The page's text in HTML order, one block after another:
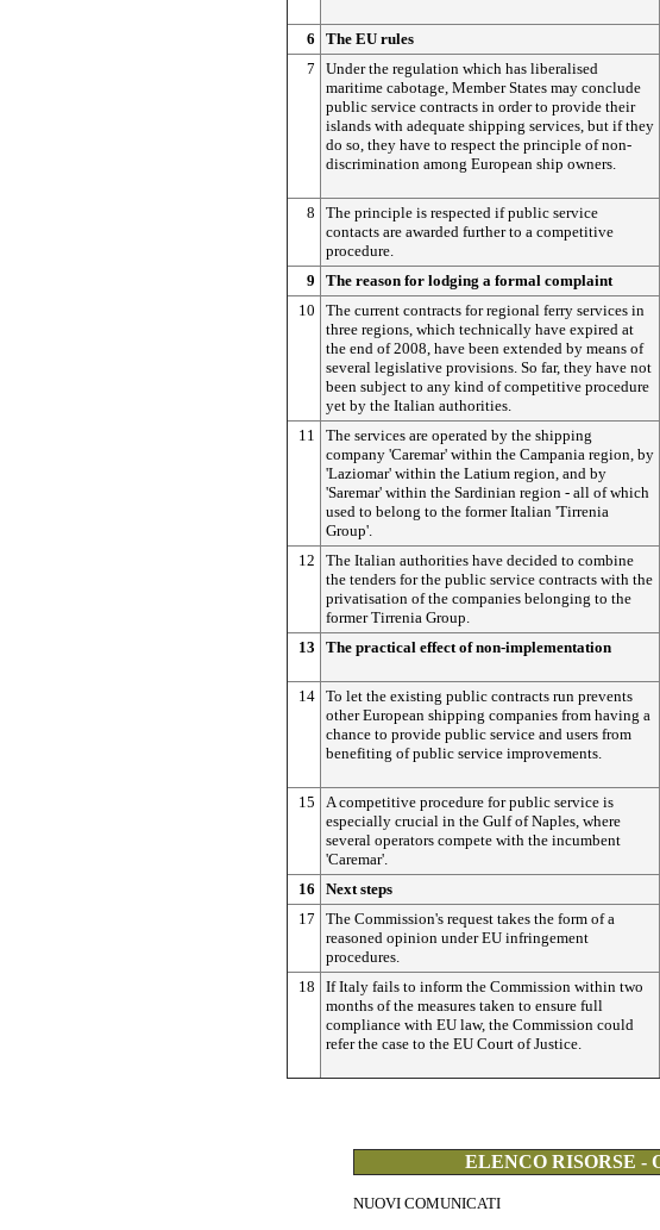
6
The EU rules
7
Under the regulation which has liberalised
maritime cabotage, Member States may conclude
public service contracts in order to provide their
islands with adequate shipping services, but if they
do so, they have to respect the principle of non-
discrimination among European ship owners.
8
The principle is respected if public service
contacts are awarded further to a competitive
procedure.
9 The reason for lodging a formal complaint
10
The current contracts for regional ferry services in
three regions, which technically have expired at
the end of 2008, have been extended by means of
several legislative provisions. So far, they have not
been subject to any kind of competitive procedure
yet by the Italian authorities.
11
The services are operated by the shipping
company 'Caremar' within the Campania region, by
'Laziomar' within the Latium region, and by
'Saremar' within the Sardinian region - all of which
used to belong to the former Italian 'Tirrenia
Group'.
12
The Italian authorities have decided to combine
the tenders for the public service contracts with the
privatisation of the companies belonging to the
former Tirrenia Group.
13
The practical effect of non-implementation
14 To let the existing public contracts run prevents
other European shipping companies from having a
chance to provide public service and users from
benefiting of public service improvements.
15
A competitive procedure for public service is
especially crucial in the Gulf of Naples, where
several operators compete with the incumbent
'Caremar'.
16
Next steps
17
The Commission's request takes the form of a
reasoned opinion under EU infringement
procedures.
18
If Italy fails to inform the Commission within two
months of the measures taken to ensure full
compliance with EU law, the Commission could
refer the case to the EU Court of Justice.
ELENCO RISORSE -
NUOVI COMUNICATI